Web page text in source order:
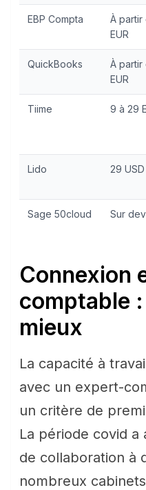
EBP Compta
À partir
EUR
QuickBooks
À partir
EUR
Tiime 9 à 29
Lido 29 USD
Sage 50cloud Sur
Connexion
comptable
mieux
La capacité à
avec un expert-
un critère de
La période covid a
de collaboration à
nombreux